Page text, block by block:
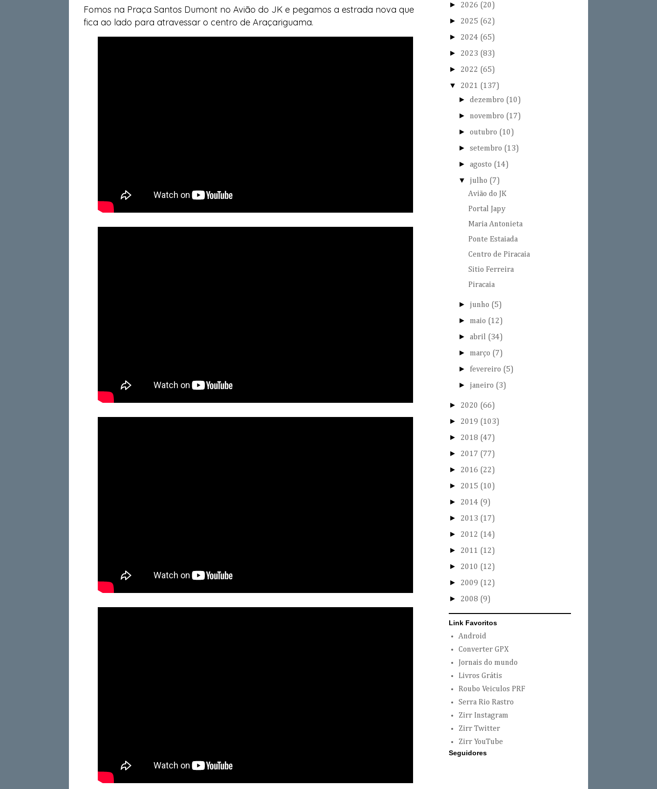
Fomos na Praça Santos Dumont no Avião do JK e pegamos a estrada nova que
fica ao lado para atravessar o centro de Araçariguama.
► 2026 (20)
► 2025 (62)
► 2024 (65)
► 2023 (83)
► 2022 (65)
▼ 2021 (137)
►dezembro (10)
► novembro (17)
►outubro (10)
►setembro (13)
►agosto (14)
▼ julho (7)
Avião do JK
Portal Japy
Maria Antonieta
Ponte Estaiada
Centro de Piracaia
Sitio Ferreira
Piracaia
► junho (5)
► maio (12)
►abril (34)
► março (7)
► fevereiro (5)
► janeiro (3)
► 2020 (66)
► 2019 (103)
► 2018 (47)
► 2017 (77)
► 2016 (22)
► 2015 (10)
► 2014 (9)
► 2013 (17)
► 2012 (14)
► 2011 (12)
► 2010 (12)
► 2009 (12)
► 2008 (9)
Link Favoritos
Android
Converter GPX
Jornais do mundo
Livros Grátis
Roubo Veiculos PRF
Serra Rio Rastro
Zirr Instagram
Zirr Twitter
Zirr YouTube
Seguidores